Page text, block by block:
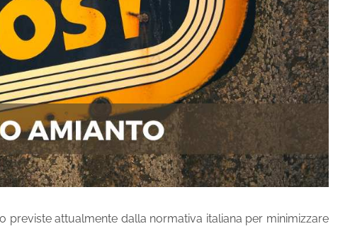
previste attualmente dalla normativa italiana per minimizzare